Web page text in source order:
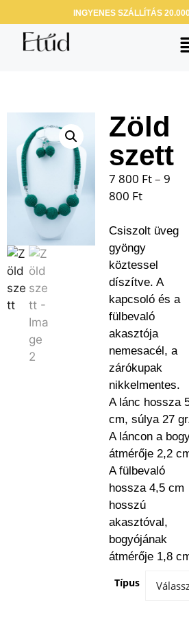
INGYENES SZÁLLÍTÁS
Zöld
szett
7 800 Ft– 9
800 Ft
Csiszolt üveg
gyöngy
köztessel
díszítve. A
kapcsoló és a
fülbevaló
akasztója
nemesacél, a
zárókupak
nikkelmentes.
A lánc hossza
cm, súlya 27
A láncon a
átmérője 2,2
A fülbevaló
hossza 4,5 cm
hosszú
akasztóval,
bogyójának
átmérője 1,8
Típus